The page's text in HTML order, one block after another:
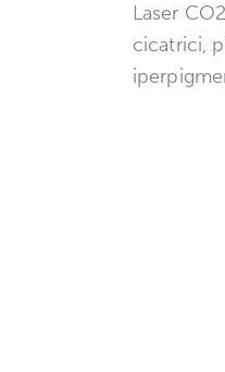
Laser
cicatrici,